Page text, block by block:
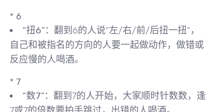
* 6
“扭6”：翻到6的人说“左/右/前/后扭一扭”，
自己和被指名的方向的人要一起做动作，做错或
反应慢的人喝酒。
* 7
“数7”：翻到7的人开始，大家顺时针数数，逢